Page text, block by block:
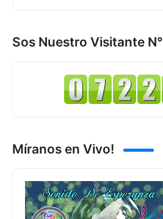
Sos Nuestro Visitante N°
Míranos en Vivo!